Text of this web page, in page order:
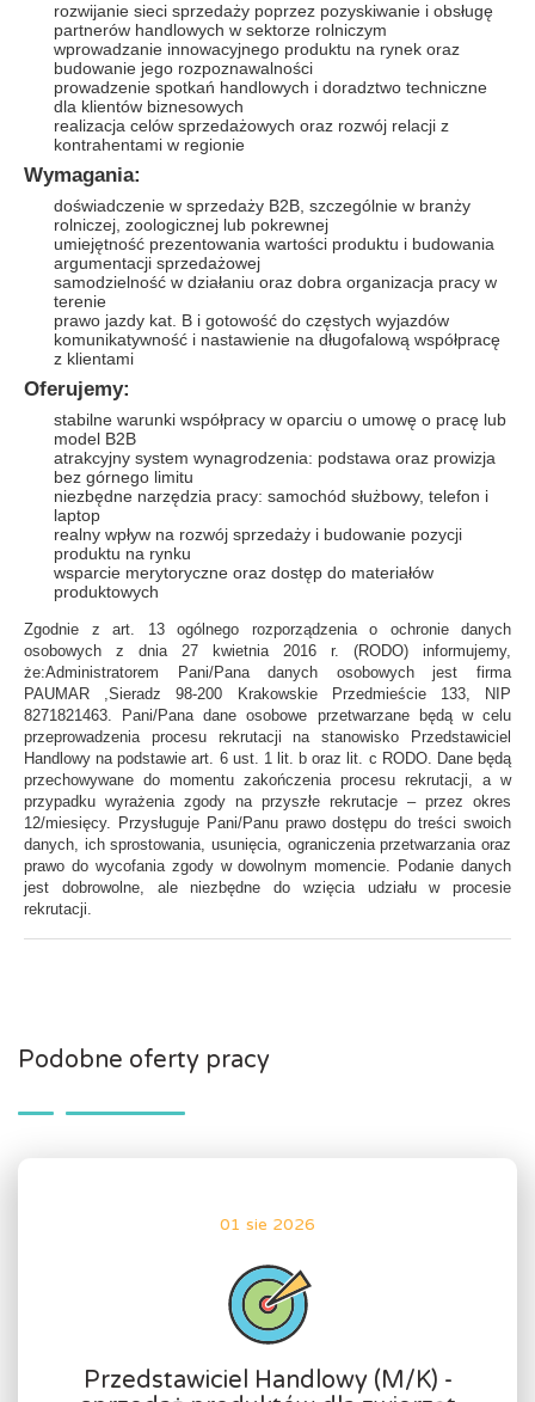
rozwijanie sieci sprzedaży poprzez pozyskiwanie i obsługę
partnerów handlowych w sektorze rolniczym
wprowadzanie innowacyjnego produktu na rynek oraz
budowanie jego rozpoznawalności
prowadzenie spotkań handlowych i doradztwo techniczne
dla klientów biznesowych
realizacja celów sprzedażowych oraz rozwój relacji z
kontrahentami w regionie
Wymagania:
doświadczenie w sprzedaży B2B, szczególnie w branży
rolniczej, zoologicznej lub pokrewnej
umiejętność prezentowania wartości produktu i budowania
argumentacji sprzedażowej
samodzielność w działaniu oraz dobra organizacja pracy w
terenie
prawo jazdy kat. B i gotowość do częstych wyjazdów
komunikatywność i nastawienie na długofalową współpracę
z klientami
Oferujemy:
stabilne warunki współpracy w oparciu o umowę o pracę lub
model B2B
atrakcyjny system wynagrodzenia: podstawa oraz prowizja
bez górnego limitu
niezbędne narzędzia pracy: samochód służbowy, telefon i
laptop
realny wpływ na rozwój sprzedaży i budowanie pozycji
produktu na rynku
wsparcie merytoryczne oraz dostęp do materiałów
produktowych
Zgodnie z art. 13 ogólnego rozporządzenia o ochronie danych
osobowych z dnia 27 kwietnia 2016 r. (RODO) informujemy,
że:Administratorem Pani/Pana danych osobowych jest firma
PAUMAR ,Sieradz 98-200 Krakowskie Przedmieście 133, NIP
8271821463. Pani/Pana dane osobowe przetwarzane będą w celu
przeprowadzenia procesu rekrutacji na stanowisko Przedstawiciel
Handlowy na podstawie art. 6 ust. 1 lit. b oraz lit. c RODO. Dane będą
przechowywane do momentu zakończenia procesu rekrutacji, a w
przypadku wyrażenia zgody na przyszłe rekrutacje – przez okres
12/miesięcy. Przysługuje Pani/Panu prawo dostępu do treści swoich
danych, ich sprostowania, usunięcia, ograniczenia przetwarzania oraz
prawo do wycofania zgody w dowolnym momencie. Podanie danych
jest dobrowolne, ale niezbędne do wzięcia udziału w procesie
rekrutacji.
Podobne oferty pracy
01 sie 2026
Przedstawiciel Handlowy (M/K) -